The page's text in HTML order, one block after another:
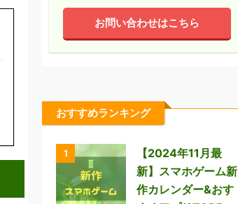
お問い合わせはこちら
おすすめランキング
1
【2024年11月最
新】スマホゲーム新
作カレンダー&おす